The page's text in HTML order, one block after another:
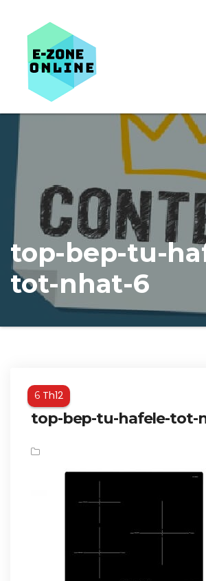
top-bep-tu-
tot-nhat-6
6 Th12
top-bep-tu-hafele-tot-